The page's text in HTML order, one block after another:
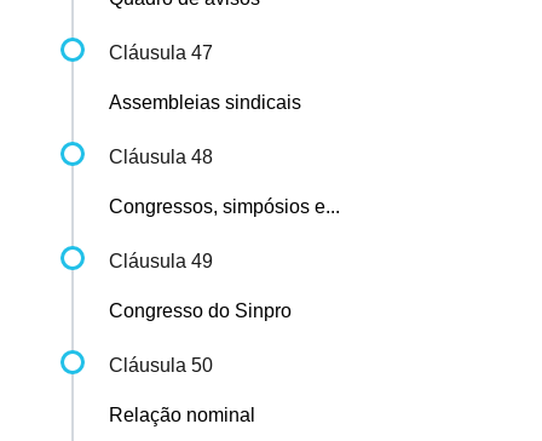
Cláusula 47
Assembleias sindicais
Cláusula 48
Congressos, simpósios e...
Cláusula 49
Congresso do Sinpro
Cláusula 50
Relação nominal